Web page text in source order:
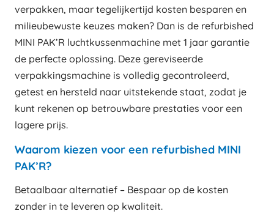
verpakken, maar tegelijkertijd kosten besparen en
milieubewuste keuzes maken? Dan is de refurbished
MINI PAK’R luchtkussenmachine met 1 jaar garantie
de perfecte oplossing. Deze gereviseerde
verpakkingsmachine is volledig gecontroleerd,
getest en hersteld naar uitstekende staat, zodat je
kunt rekenen op betrouwbare prestaties voor een
lagere prijs.
Waarom kiezen voor een refurbished MINI
PAK’R?
Betaalbaar alternatief – Bespaar op de kosten
zonder in te leveren op kwaliteit.